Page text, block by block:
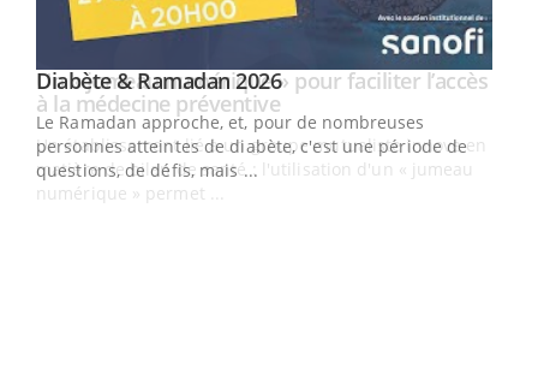
Youtube
Diabète & Ramadan 2026Youtube
Le Ramadan approche, et, pour de nombreuses
personnes atteintes de diabète, c'est une période de
questions, de défis, mais ...
Youtube
Un « jumeau numérique » pour faciliter l’accès
à la médecine préventiveYoutube
Un établissement lié à un groupe mutualiste innove en
matière de bilan de santé : l'utilisation d'un « jumeau
numérique » permet ...